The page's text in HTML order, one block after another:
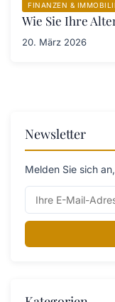
FINANZEN &
Wie Sie Ihre
20. März 2026
Newsletter
Melden Sie sich